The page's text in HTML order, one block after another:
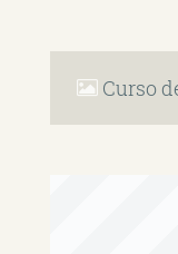
Curso